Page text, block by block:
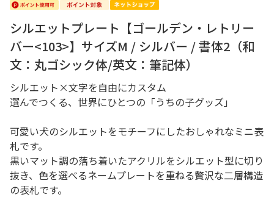
シルエットプレート【ゴールデン・レトリー
バー<103>】サイズM / シルバー / 書体2（和
文：丸ゴシック体/英文：筆記体）
シルエット×文字を自由にカスタム
選んでつくる、世界にひとつの「うちの子グッズ」
可愛い犬のシルエットをモチーフにしたおしゃれなミニ表
札です。
黒いマット調の落ち着いたアクリルをシルエット型に切り
抜き、色を選べるネームプレートを重ねる贅沢な二層構造
の表札です。